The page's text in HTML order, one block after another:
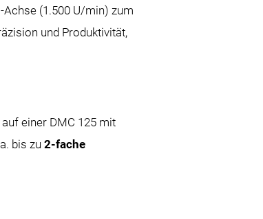
(1.500 U/min) zum
und Produktivität,
einer DMC 125 mit
bis zu2-fache